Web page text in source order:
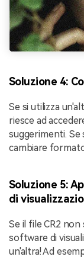
Soluzione 4:
Se si utilizza
riesce ad
suggerimenti. Se
cambiare
Soluzione 5:
di
Se il file CR2
software di
un'altra! Ad